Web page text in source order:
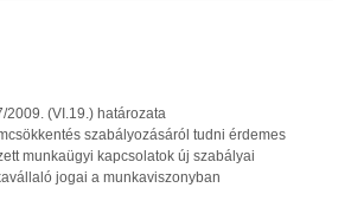
2009. (VI.19.) határozata
szabályozásáról tudni érdemes
munkaügyi kapcsolatok új szabályai
jogai a munkaviszonyban